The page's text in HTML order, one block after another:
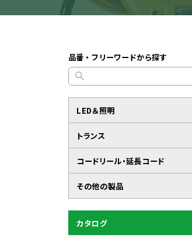
品番・フリーワードから探す
LED＆照明
トランス
コードリール・延長コード
その他の製品
カタログ